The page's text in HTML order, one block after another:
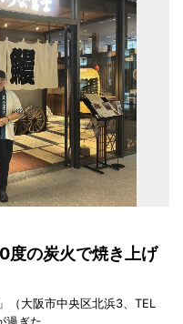
の炭火で焼き上げ
（大阪市中央区北浜3、TEL
ぎた。